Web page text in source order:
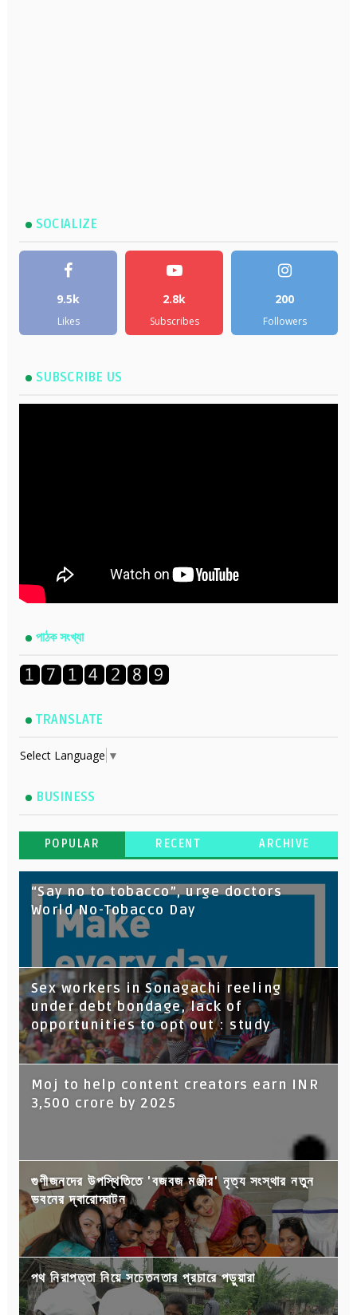
SOCIALIZE
9.5k
Likes
2.8k
Subscribes
200
Followers
SUBSCRIBE US
পাঠক সংখ্যা
TRANSLATE
Select Language ▼
BUSINESS
POPULAR RECENT ARCHIVE
“Say no to tobacco”, urge doctors
World No-Tobacco Day
Sex workers in Sonagachi reeling
under debt bondage, lack of
opportunities to opt out : study
Moj to help content creators earn INR
3,500 crore by 2025
গুণীজনদের উপস্থিতিতে 'বজবজ মঞ্জীর' নৃত্য সংস্থার নতুন
ভবনের দ্বারোদ্ঘাটন
পথ নিরাপত্তা নিয়ে সচেতনতার প্রচারে পড়ুয়ারা